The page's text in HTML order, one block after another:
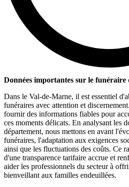
Données importantes sur le
Dans le Val-de-Marne, il est essentiel
funéraires avec attention et
fournir des informations fiables pour
ces moments délicats. En analysant les
département, nous mettons en avant
funéraires, l'adaptation aux exigences
ainsi que les fluctuations des coûts. Ce
d'une transparence tarifaire accrue et
aider les professionnels du secteur à
bienveillant aux familles endeuillées.